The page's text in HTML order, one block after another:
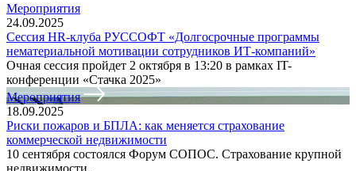
Мероприятия
24.09.2025
Сессия HR-клуба РУССОФТ «Долгосрочные программы
нематериальной мотивации сотрудников ИТ-компаний»
Очная сессия пройдет 2 октября в 13:20 в рамках IT-
конференции «Стачка 2025»
Мероприятия
18.09.2025
Риски пожаров и БПЛА: как меняется страхование
коммерческой недвижимости
10 сентября состоялся Форум СОПОС. Страхование крупной
недвижимости.